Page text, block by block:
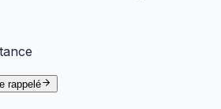
rappelé